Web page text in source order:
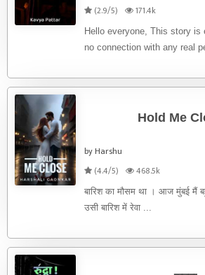
(2.9/5)
171.4k
Hello everyone, This story
no connection with any real
Hold Me
by Harshu
(4.4/5)
468.5k
बारिश का मौसम था । आज मुंबई मैं
उसी बारिश में रेवा ...